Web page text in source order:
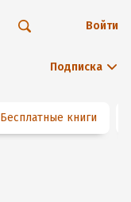
Подписка
Войти
Бесплатные книги